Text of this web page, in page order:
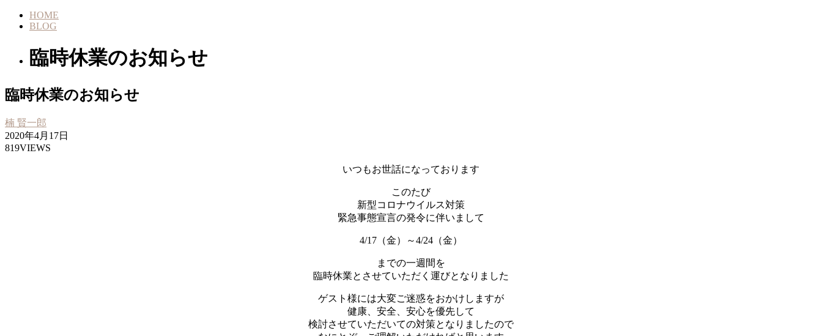
HOME
BLOG
臨時休業のお知らせ
臨時休業のお知らせ
楠 賢一郎
2020年4月17日
819VIEWS
いつもお世話になっております
このたび
新型コロナウイルス対策
緊急事態宣言の発令に伴いまして
4/17（金）～4/24（金）
までの一週間を
臨時休業とさせていただく運びとなりました
ゲスト様には大変ご迷惑をおかけしますが
健康、安全、安心を優先して
検討させていただいての対策となりましたので